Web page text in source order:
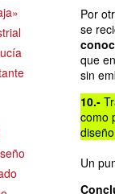
Por
se
que
sin
10.-
como
Un